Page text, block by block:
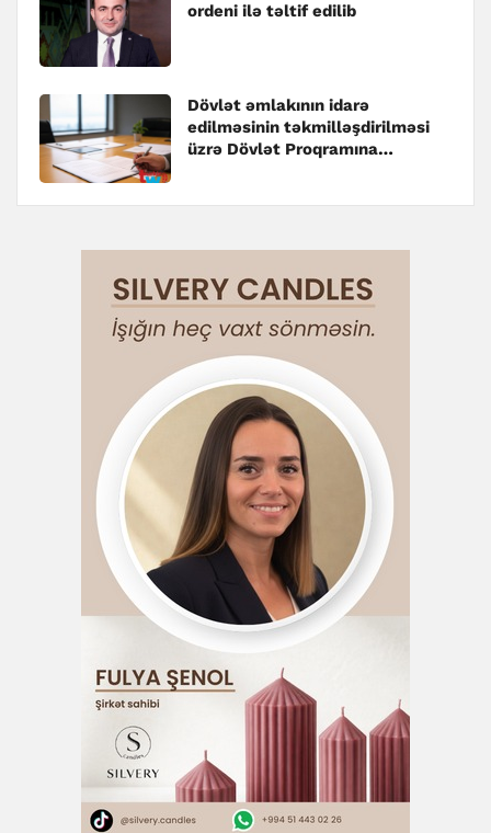
ordeni ilə təltif edilib
Dövlət əmlakının idarə
edilməsinin təkmilləşdirilməsi
üzrə Dövlət Proqramına